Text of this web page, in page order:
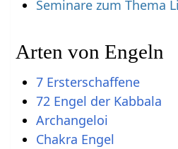
Seminare zum Thema
Arten von Engeln
7 Ersterschaffene
72 Engel der Kabbala
Archangeloi
Chakra Engel